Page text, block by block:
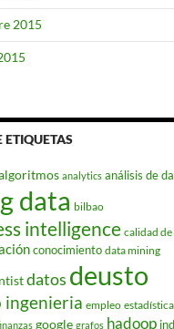
2015
ETIQUETAS
analytics análisis de
data bilbao
intelligence calidad
conocimiento data mining
datos deusto
ingenieria empleo estadística
google grafos hadoop